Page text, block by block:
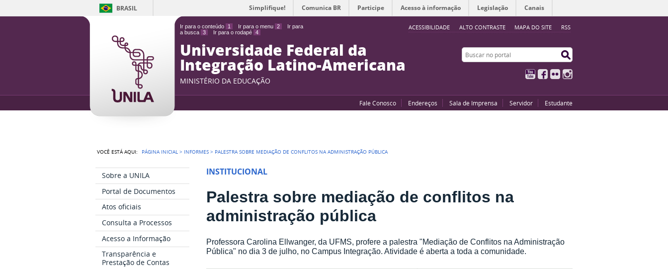
Ir para o conteúdo 1 Ir para o menu 2
Ir para
a busca 3 Ir para o rodapé 4
ACESSIBILIDADE ALTO CONTRASTE MAPA DO SITE RSS
BRASIL Simplifique! Comunica BR Participe Acesso à informação Legislação Canais
Universidade Federal da
Integração Latino-Americana
MINISTÉRIO DA EDUCAÇÃO
Buscar no portal
YouTubeFacebook
Flickr
Fale Conosco Endereços Sala de Imprensa Servidor Estudante
VOCÊ ESTÁ AQUI: PÁGINA INICIAL > INFORMES > PALESTRA SOBRE MEDIAÇÃO DE CONFLITOS NA ADMINISTRAÇÃO PÚBLICA
Sobre a UNILA
Portal de Documentos
Atos oficiais
Consulta a Processos
Acesso a Informação
Transparência e
Prestação de Contas
INSTITUCIONAL
Palestra sobre mediação de conflitos na
administração pública
Professora Carolina Ellwanger, da UFMS, profere a palestra "Mediação de Conflitos na Administração
Pública" no dia 3 de julho, no Campus Integração. Atividade é aberta a toda a comunidade.